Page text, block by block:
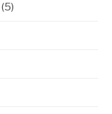
(5)